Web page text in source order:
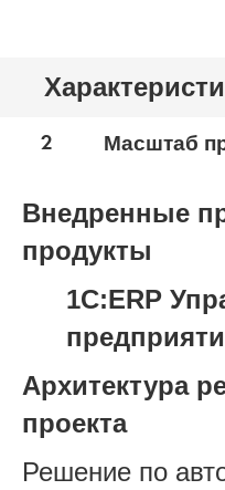
2 Масштаб
Внедренные
продукты
1С:ERP
Архитектура
проекта
Решение по